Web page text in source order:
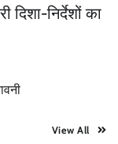
दिशा-निर्देशों का
View All